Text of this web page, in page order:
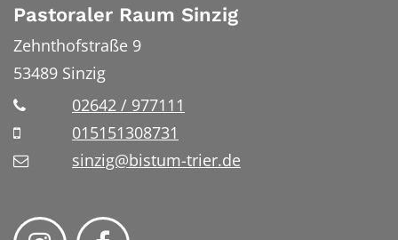
Pastoraler Raum Sinzig
Zehnthofstraße 9
53489 Sinzig
02642 / 977111
015151308731
sinzig@bistum-trier.de